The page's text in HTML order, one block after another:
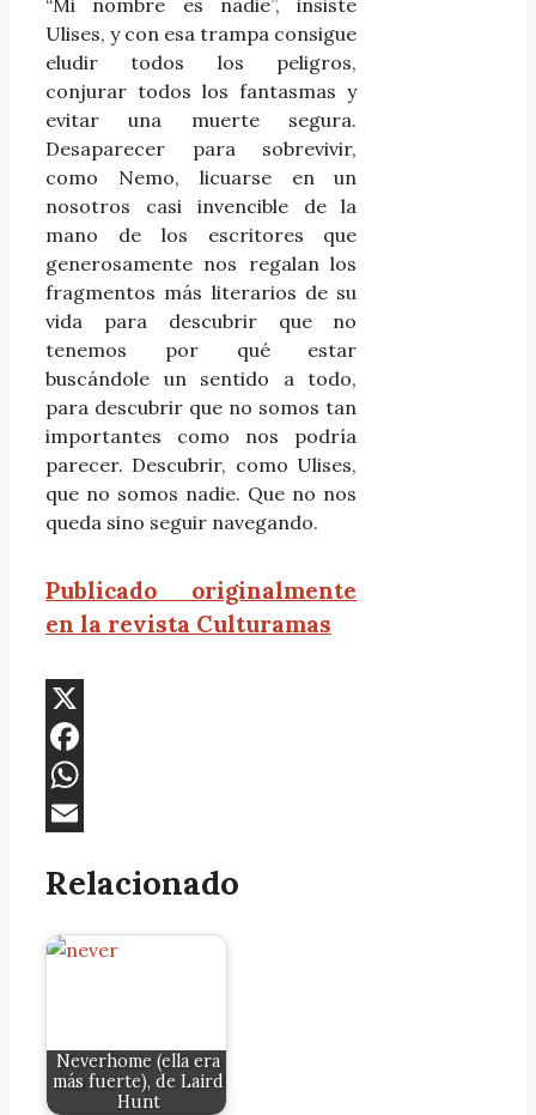
Ulises, y con esa trampa consigue
eludir todos los peligros,
conjurar todos los fantasmas y
evitar una muerte segura.
Desaparecer para sobrevivir,
como Nemo, licuarse en un
nosotros casi invencible de la
mano de los escritores que
generosamente nos regalan los
fragmentos más literarios de su
vida para descubrir que no
tenemos por qué estar
buscándole un sentido a todo,
para descubrir que no somos tan
importantes como nos podría
parecer. Descubrir, como Ulises,
que no somos nadie. Que no nos
queda sino seguir navegando.
Publicado originalmente
en la revista Culturamas
X
Facebook
WhatsApp
Relacionado
Neverhome (ella era
más fuerte), de Laird
Hunt